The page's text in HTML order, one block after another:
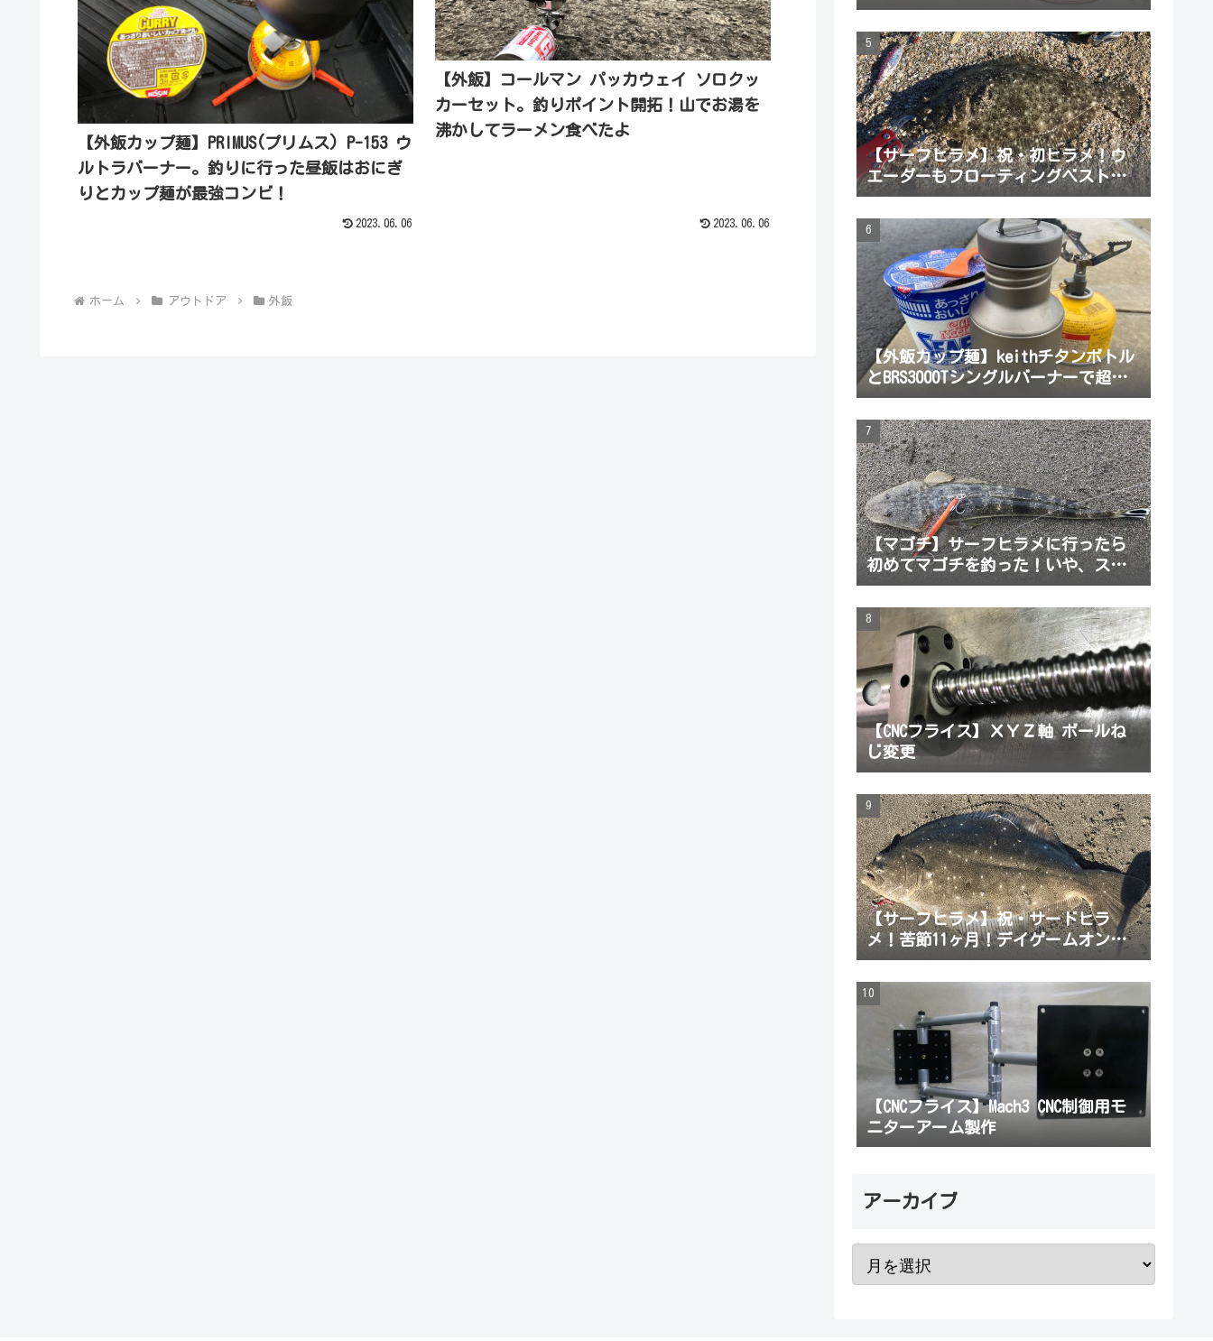
【外飯カップ麺】PRIMUS(プリムス) P-153 ウ
ルトラバーナー。釣りに行った昼飯はおにぎ
りとカップ麺が最強コンビ！
2023.06.06
【外飯】コールマン パッカウェイ ソロクッ
カーセット。釣りポイント開拓！山でお湯を
沸かしてラーメン食べたよ
2023.06.06
ホーム アウトドア 外飯
魚を掛ける部分を購入してみた。初
心者でも使いやすかったよ
【サーフヒラメ】祝・初ヒラメ！ウ
エーダーもフローティングベストも
長靴も無いサーフヒラメど素人！根
性だけでサーフヒラメ釣ってみた！
【外飯カップ麺】keithチタンボトル
とBRS3000Tシングルバーナーで超ミ
ニマム湯沸かしセット！荷物を増や
したくない釣りに最適だよ。軽い登
山もね。
【マゴチ】サーフヒラメに行ったら
初めてマゴチを釣った！いや、スレ
だから引っかかった
【CNCフライス】ＸＹＺ軸 ボールね
じ変更
【サーフヒラメ】祝・サードヒラ
メ！苦節11ヶ月！デイゲームオンリ
ーの厳しさに負けず念願のサードヒ
ラメを正月前に釣り上げた！おせち
も良いけどヒラメもね！
【CNCフライス】Mach3 CNC制御用モ
ニターアーム製作
アーカイブ